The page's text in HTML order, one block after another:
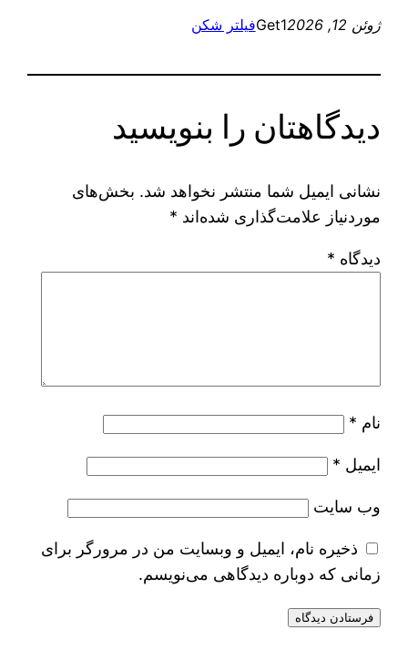
ژوئن 12, 2026 Get1فیلتر شکن
دیدگاهتان را بنویسید
نشانی ایمیل شما منتشر نخواهد شد. بخش‌های
موردنیاز علامت‌گذاری شده‌اند *
دیدگاه *
نام *
ایمیل *
وب‌ سایت
ذخیره نام، ایمیل و وبسایت من در مرورگر برای
زمانی که دوباره دیدگاهی می‌نویسم.